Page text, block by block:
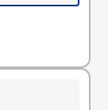
SP,